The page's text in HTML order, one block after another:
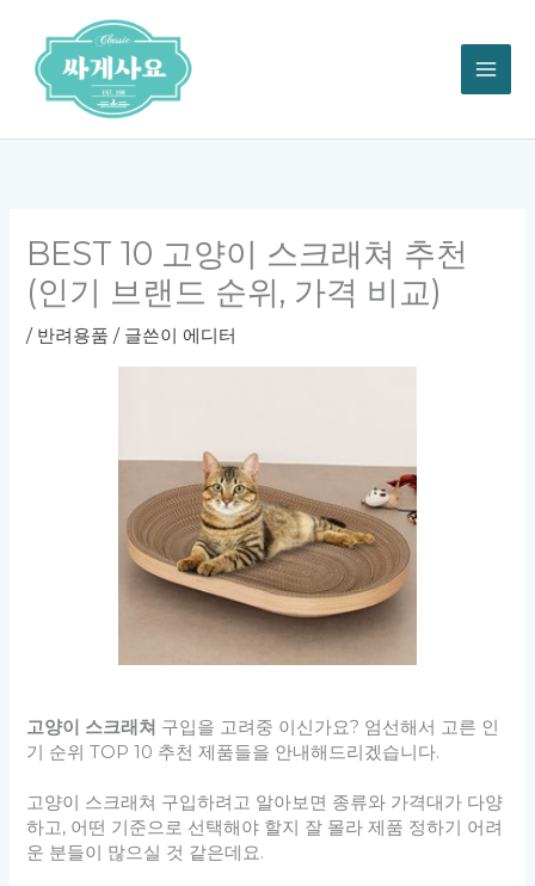
너
BEST 10 고양이 스크래쳐 추천
(인기 브랜드 순위, 가격 비교)
/ 반려용품 / 글쓴이 에디터
고양이 스크래쳐 구입을 고려중 이신가요? 엄선해서 고른 인
기 순위 TOP 10 추천 제품들을 안내해드리겠습니다.
고양이 스크래쳐 구입하려고 알아보면 종류와 가격대가 다양
하고, 어떤 기준으로 선택해야 할지 잘 몰라 제품 정하기 어려
운 분들이 많으실 것 같은데요.